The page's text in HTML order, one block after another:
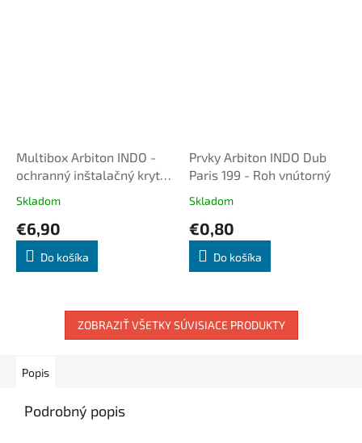
Multibox Arbiton INDO -
ochranný inštalačný kryt
PVC lište
Skladom
€6,90
Do košíka
Prvky Arbiton INDO Dub
Paris 199 - Roh vnútorný
Skladom
€0,80
Do košíka
ZOBRAZIŤ VŠETKY SÚVISIACE PRODUKTY
Popis
Podrobný popis